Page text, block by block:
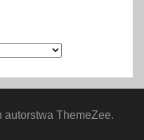
autorstwa ThemeZee.